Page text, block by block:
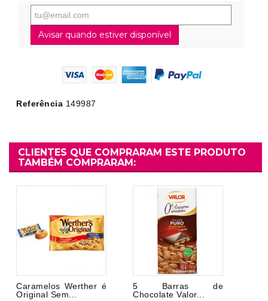
Avisar quando estiver disponível
Referência 149987
CLIENTES QUE COMPRARAM ESTE PRODUTO
TAMBÉM COMPRARAM:
Caramelos Werther é
Original Sem...
5 Barras de
Chocolate Valor...